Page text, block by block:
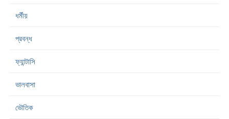
ধর্মীয়
প্রবন্ধ
ফ্যান্টাসি
ভালবাসা
ভৌতিক